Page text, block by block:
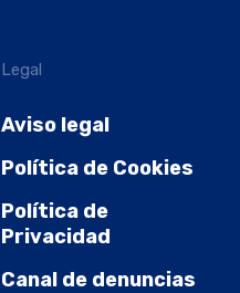
Legal
Aviso legal
Política de Cookies
Política de
Privacidad
Canal de denuncias